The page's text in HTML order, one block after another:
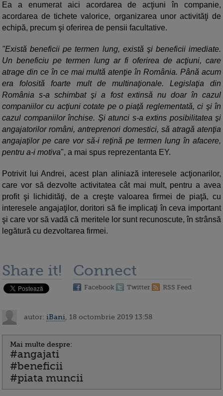
Ea a enumerat aici acordarea de acţiuni în companie,
acordarea de tichete valorice, organizarea unor activităţi de
echipă, precum şi oferirea de pensii facultative.
"Există beneficii pe termen lung, există şi beneficii imediate.
Un beneficiu pe termen lung ar fi oferirea de acţiuni, care
atrage din ce în ce mai multă atenţie în România. Până acum
era folosită foarte mult de multinaţionale. Legislaţia din
România s-a schimbat şi a fost extinsă nu doar în cazul
companiilor cu acţiuni cotate pe o piaţă reglementată, ci şi în
cazul companiilor închise. Şi atunci s-a extins posibilitatea şi
angajatorilor români, antreprenori domestici, să atragă atenţia
angajaţilor pe care vor să-i reţină pe termen lung în afacere,
pentru a-i motiva", a mai spus reprezentanta EY.
Potrivit lui Andrei, acest plan aliniază interesele acţionarilor,
care vor să dezvolte activitatea cât mai mult, pentru a avea
profit şi lichidităţi, de a creşte valoarea firmei de piaţă, cu
interesele angajaţilor, doritori să fie implicaţi în ceva important
şi care vor să vadă că meritele lor sunt recunoscute, în strânsă
legătură cu dezvoltarea firmei.
Share it! Connect
Facebook Twitter RSS Feed
autor: iBani , 18 octombrie 2019 13:58
Mai multe despre:
#angajati
#beneficii
#piata muncii